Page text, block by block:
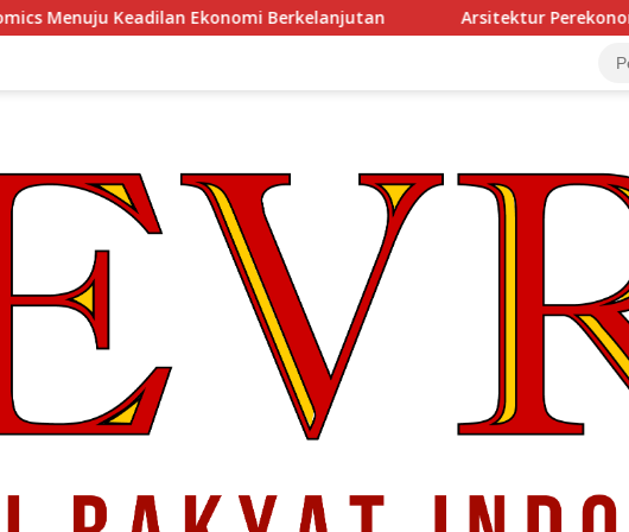
Berkelanjutan Arsitektur Perekonomian Abad ke-21, Maklumat